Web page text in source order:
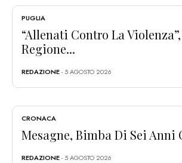
PUGLIA
“Allenati Contro La
Regione...
REDAZIONE- 5 AGOSTO 2026
CRONACA
Mesagne, Bimba Di Sei Anni
REDAZIONE- 5 AGOSTO 2026